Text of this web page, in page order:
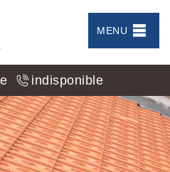
MENU
indisponible